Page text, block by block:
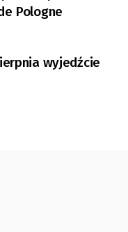
Pologne
wyjedźcie